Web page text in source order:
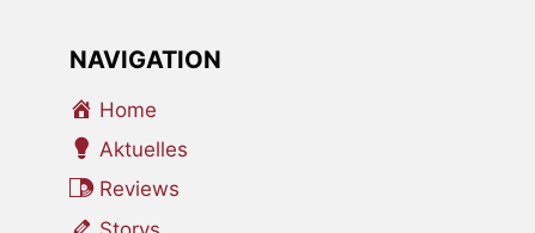
NAVIGATION
Home
Aktuelles
Reviews